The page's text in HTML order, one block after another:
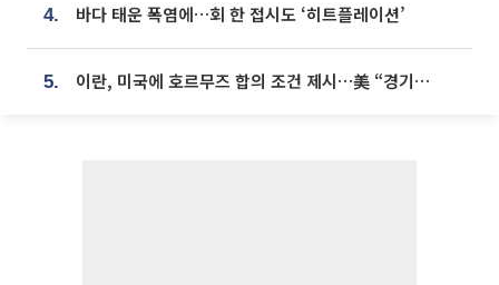
4. 바다 태운 폭염에…회 한 접시도 ‘히트플레이션’
5. 이란, 미국에 호르무즈 합의 조건 제시…美 “경기 아직 안 끝나” [종합]